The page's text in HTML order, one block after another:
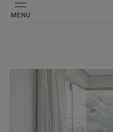
MENU